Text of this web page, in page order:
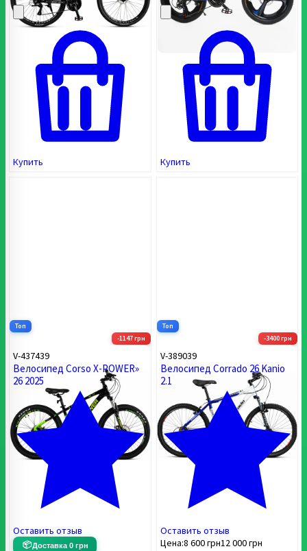
Купить Купить
Топ
-1147 грн
V-437439
Велосипед Corso X-POWER»
26 2025
Оставить отзыв
📦Доставка 0 грн
Топ
-3400 грн
V-389039
Велосипед Corrado 26 Kanio
2.1
Оставить отзыв
Цена:8 600грн12 000грн